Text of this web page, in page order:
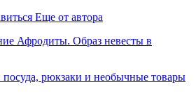
Еще от автора
Афродиты. Образ невесты в
рюкзаки и необычные товары